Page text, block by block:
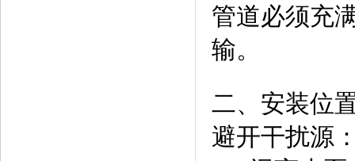
管道必须充
输。
二、安装位
避开干扰源